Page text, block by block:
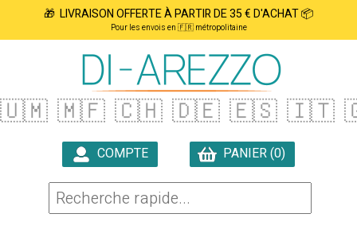
🎁 LIVRAISON OFFERTE À PARTIR DE 35 € D'ACHAT 📦
Pour les envois en 🇫🇷 métropolitaine
🇺🇲 🇲🇫 🇨🇭 🇩🇪 🇪🇸 🇮🇹
COMPTE
PANIER (0)